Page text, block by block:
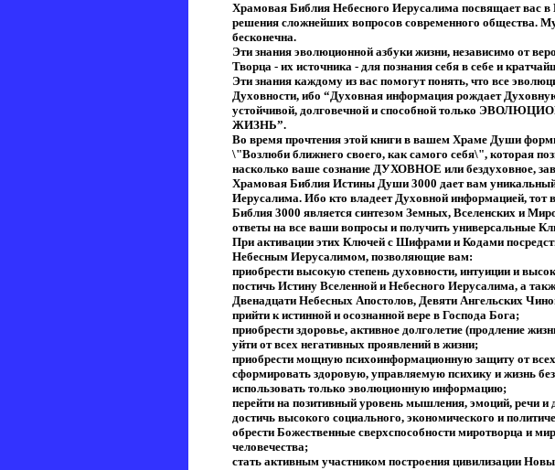
Храмовая Библия Небесного Иерусалима посвящает вас
решения сложнейших вопросов современного общества.
бесконечна.
Эти знания эволюционной азбуки жизни, независимо от
Творца - их источника - для познания себя в себе и
Эти знания каждому из вас помогут понять, что все
Духовности, ибо “Духовная информация рождает
устойчивой, долговечной и способной только
ЖИЗНЬ”.
Во время прочтения этой книги в вашем Храме Души
\"Возлюби ближнего своего, как самого себя\", которая
насколько ваше сознание ДУХОВНОЕ или бездуховное,
Храмовая Библия Истины Души 3000 дает вам
Иерусалима. Ибо кто владеет Духовной информацией, тот
Библия 3000 является синтезом Земных, Вселенских и
ответы на все ваши вопросы и получить универсальные
При активации этих Ключей с Шифрами и Кодами
Небесным Иерусалимом, позволяющие вам:
приобрести высокую степень духовности, интуиции и
постичь Истину Вселенной и Небесного Иерусалима, а
Двенадцати Небесных Апостолов, Девяти Ангельских
прийти к истинной и осознанной вере в Господа Бога;
приобрести здоровье, активное долголетие (продление
уйти от всех негативных проявлений в жизни;
приобрести мощную психоинформационную защиту от
сформировать здоровую, управляемую психику и жизнь без
использовать только эволюционную информацию;
перейти на позитивный уровень мышления, эмоций, речи и
достичь высокого социального, экономического и
обрести Божественные сверхспособности миротворца и
человечества;
стать активным участником построения цивилизации